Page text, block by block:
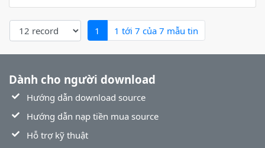
1 (current)
1 tới 7 của 7 mẫu tin
Dành cho người download
Hướng dẫn download source
Hướng dẫn nạp tiền mua source
Hỗ trợ kỹ thuật